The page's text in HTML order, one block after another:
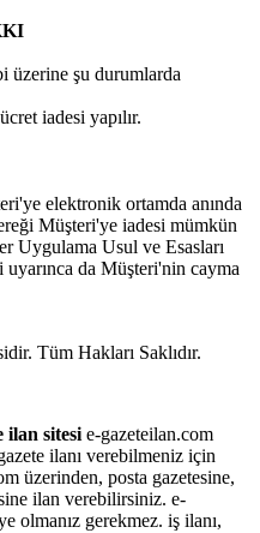
üzerine şu durumlarda
iadesi yapılır.
elektronik ortamda anında
Müşteri'ye iadesi mümkün
Uygulama Usul ve Esasları
da Müşteri'nin cayma
Tüm Hakları Saklıdır.
ilan sitesi e-gazeteilan.com
ilanı verebilmeniz için
üzerinden, posta gazetesine,
ilan verebilirsiniz. e-
olmanız gerekmez. iş ilanı,